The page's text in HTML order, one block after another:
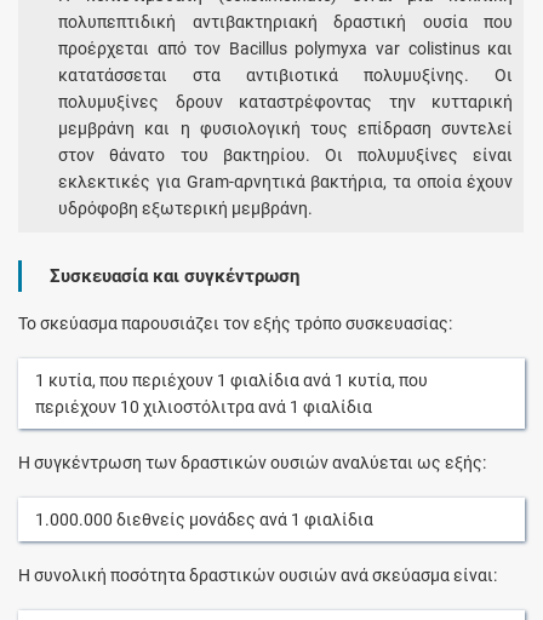
πολυπεπτιδική αντιβακτηριακή δραστική ουσία που
προέρχεται από τον Bacillus polymyxa var colistinus και
κατατάσσεται στα αντιβιοτικά πολυμυξίνης. Οι
πολυμυξίνες δρουν καταστρέφοντας την κυτταρική
μεμβράνη και η φυσιολογική τους επίδραση συντελεί
στον θάνατο του βακτηρίου. Οι πολυμυξίνες είναι
εκλεκτικές για Gram-αρνητικά βακτήρια, τα οποία έχουν
υδρόφοβη εξωτερική μεμβράνη.
Συσκευασία και συγκέντρωση
Το σκεύασμα παρουσιάζει τον εξής τρόπο συσκευασίας:
1 κυτία, που περιέχουν 1 φιαλίδιαανά 1 κυτία, που
περιέχουν 10 χιλιοστόλιτραανά 1 φιαλίδια
Η συγκέντρωση των δραστικών ουσιών αναλύεται ως εξής:
1.000.000 διεθνείς μονάδες ανά 1 φιαλίδια
Η συνολική ποσότητα δραστικών ουσιών ανά σκεύασμα είναι: